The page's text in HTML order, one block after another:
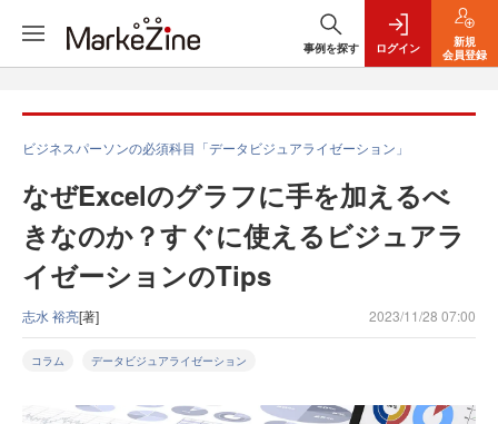
事例を探す ログイン
新規
会員登録
ビジネスパーソンの必須科目「データビジュアライゼーション」
なぜExcelのグラフに手を加えるべ
きなのか？すぐに使えるビジュアラ
イゼーションのTips
志水 裕亮[著] 2023/11/28 07:00
コラム データビジュアライゼーション